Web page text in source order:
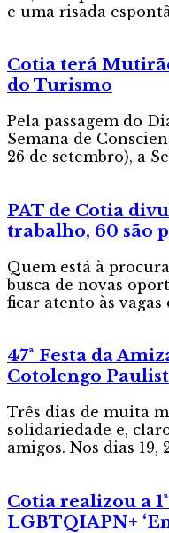
e uma risada
Cotia terá
do Turismo
Pela passagem do
Semana de
26 de setembro), a
PAT de Cotia
trabalho, 60 são
Quem está à
busca de novas
ficar atento às vagas
47ª Festa da
Cotolengo
Três dias de muita
solidariedade e,
amigos. Nos dias 19,
Cotia realizou a
LGBTQIAPN+